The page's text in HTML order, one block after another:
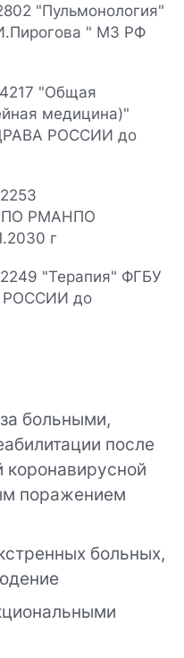
"Пульмонология"
" МЗ РФ
"Общая
медицина)"
РОССИИ до
РМАНПО
г
"Терапия" ФГБУ
до
больными,
после
коронавирусной
поражением
больных,